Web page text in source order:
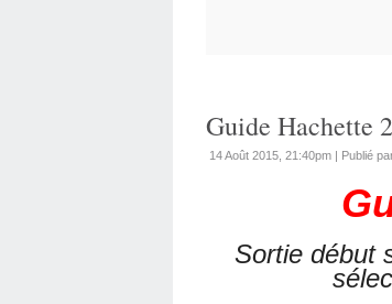
Guide Hachette
14 Août 2015, 21:40pm | Publié
Sortie début